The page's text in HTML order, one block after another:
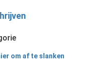
om af te slanken